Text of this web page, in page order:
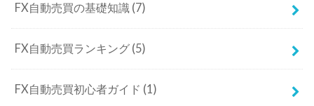
FX自動売買の基礎知識 (7)
FX自動売買ランキング (5)
FX自動売買初心者ガイド (1)